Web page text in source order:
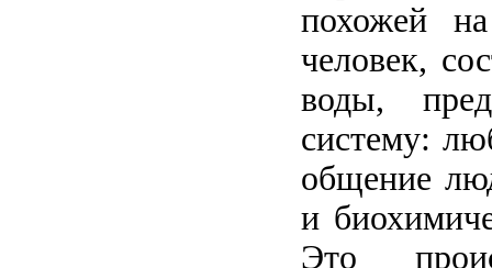
похожей
человек,
воды,
систему:
общение
и
Это